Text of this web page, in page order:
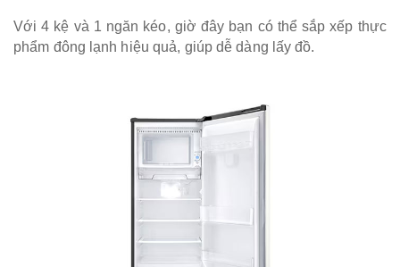
Với 4 kệ và 1 ngăn kéo, giờ đây bạn có thể sắp xếp thực
phẩm đông lạnh hiệu quả, giúp dễ dàng lấy đồ.